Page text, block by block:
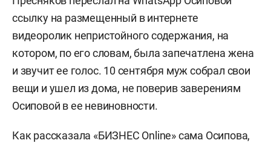
ссылку на размещенный в интернете
видеоролик непристойного содержания, на
котором, по его словам, была запечатлена жена
и звучит ее голос. 10 сентября муж собрал свои
вещи и ушел из дома, не поверив заверениям
Осиповой в ее невиновности.
Как рассказала «БИЗНЕС Online» сама Осипова,